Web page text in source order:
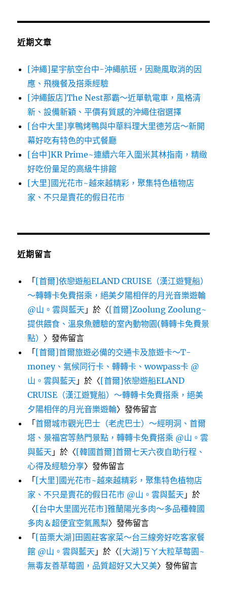
近期文章
[沖繩]星宇航空台中-沖繩航班，因颱風取消的因
應、飛機餐及搭乘經驗
[沖繩飯店]The Nest那霸～近單軌電車，風格清
新、設備新穎、平價有質感的沖繩住宿選擇
[台中大里]享鴨烤鴨與中華料理大里德芳店～新開
幕好吃有特色的中式餐廳
[台中]KR Prime~連續六年入圍米其林指南，精緻
好吃份量足的高級牛排館
[大里]國光花市~越來越精彩，聚集特色植物店
家、不只是賣花的假日花市
近期留言
「[首爾]依戀遊船ELAND CRUISE（漢江遊覽船）
～轉轉卡免費搭乘，絕美夕陽相伴的月光音樂遊輪
@山。雲與藍天 」於〈[首爾]Zoolung Zoolung~
提供餵食、溫泉魚體驗的室內動物園(轉轉卡免費景
點） 〉發佈留言
「[首爾]首爾旅遊必備的交通卡及旅遊卡～T-
money、氣候同行卡、轉轉卡、wowpass卡 @
山。雲與藍天 」於〈[首爾]依戀遊船ELAND
CRUISE（漢江遊覽船）～轉轉卡免費搭乘，絕美
夕陽相伴的月光音樂遊輪〉發佈留言
「首爾城市觀光巴士（老虎巴士）～經明洞、首爾
塔、景福宮等熱門景點，轉轉卡免費搭乘 @山。雲
與藍天 」於〈[韓國首爾]首爾七天六夜自助行程、
心得及經驗分享〉發佈留言
「[大里]國光花市~越來越精彩，聚集特色植物店
家、不只是賣花的假日花市 @山。雲與藍天 」於
〈[台中大里國光花市]雅蘭陽光多肉～多品種韓國
多肉＆超便宜空氣鳳梨〉發佈留言
「[苗栗大湖]田園莊客家菜～台三線旁好吃客家餐
館 @山。雲與藍天 」於〈[大湖]ㄎㄚ大粒草莓園~
無毒友善草莓園，品質超好又大又美〉發佈留言